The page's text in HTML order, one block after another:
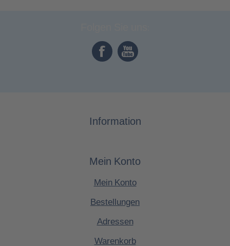
Information
Mein Konto
Mein Konto
Bestellungen
Adressen
Warenkorb